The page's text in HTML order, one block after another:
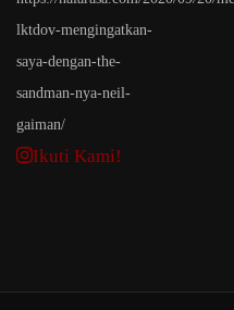
Ikuti Kami!